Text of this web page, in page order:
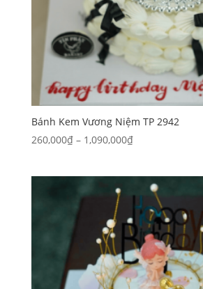
Bánh Kem Vương Niệm TP 2942
260,000₫ – 1,090,000₫Khoảng
260,000₫
đến
1,090,000₫